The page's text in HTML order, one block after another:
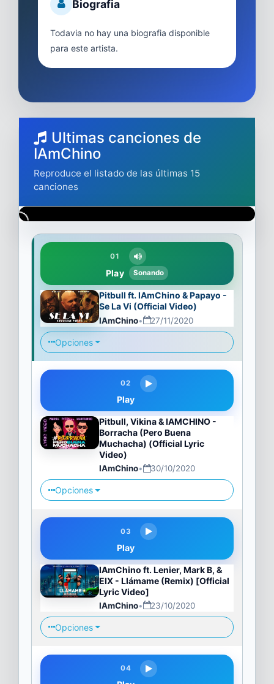
Biografia
Todavia no hay una biografia disponible
para este artista.
Ultimas canciones de
IAmChino
Reproduce el listado de las últimas 15
canciones
01
Play Sonando
Pitbull ft. IAmChino & Papayo -
Se La Vi (Official Video)
IAmChino• 27/11/2020
Opciones
02
Play
Pitbull, Vikina & IAMCHINO -
Borracha (Pero Buena
Muchacha) (Official Lyric
Video)
IAmChino• 30/10/2020
Opciones
03
Play
IAmChino ft. Lenier, Mark B, &
EIX - Llámame (Remix) [Official
Lyric Video]
IAmChino• 23/10/2020
Opciones
04